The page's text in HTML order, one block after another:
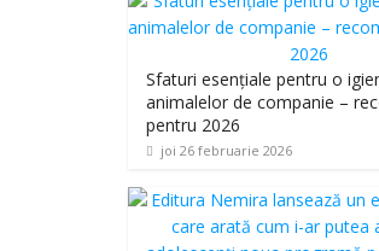
Sfaturi esențiale pentru o
animalelor de companie –
pentru 2026
joi 26 februarie 2026